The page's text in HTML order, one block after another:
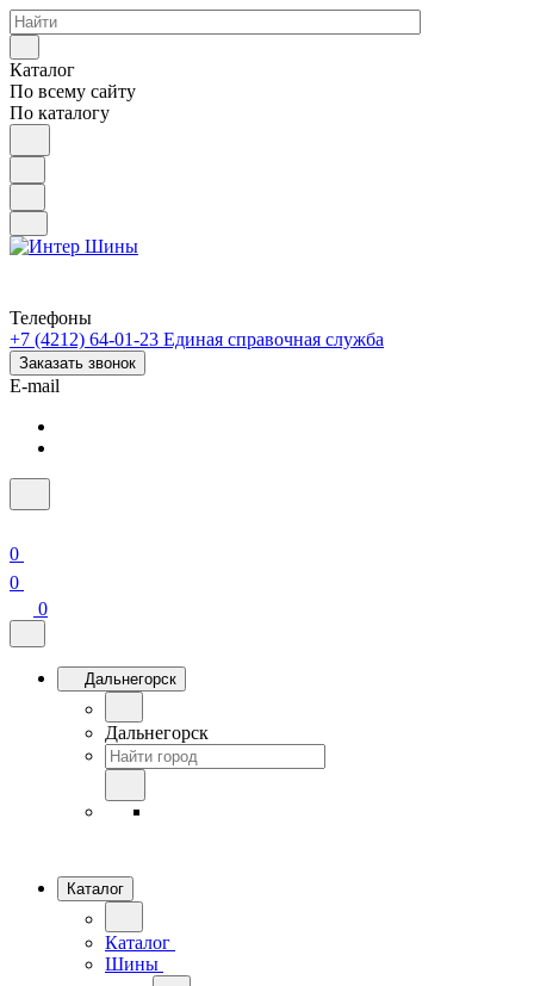
Каталог
По всему сайту
По каталогу
Телефоны
+7 (4212) 64-01-23 Единая справочная служба
Заказать звонок
E-mail
0
0
0
Дальнегорск
Дальнегорск
Каталог
Каталог
Шины